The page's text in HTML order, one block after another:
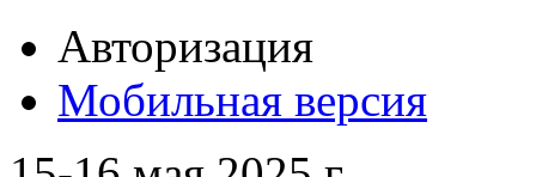
Авторизация
Мобильная версия